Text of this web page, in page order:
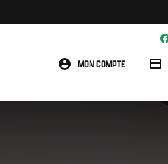
MON COMPTE